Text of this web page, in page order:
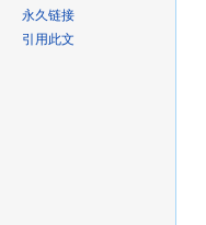
永久链接
引用此文